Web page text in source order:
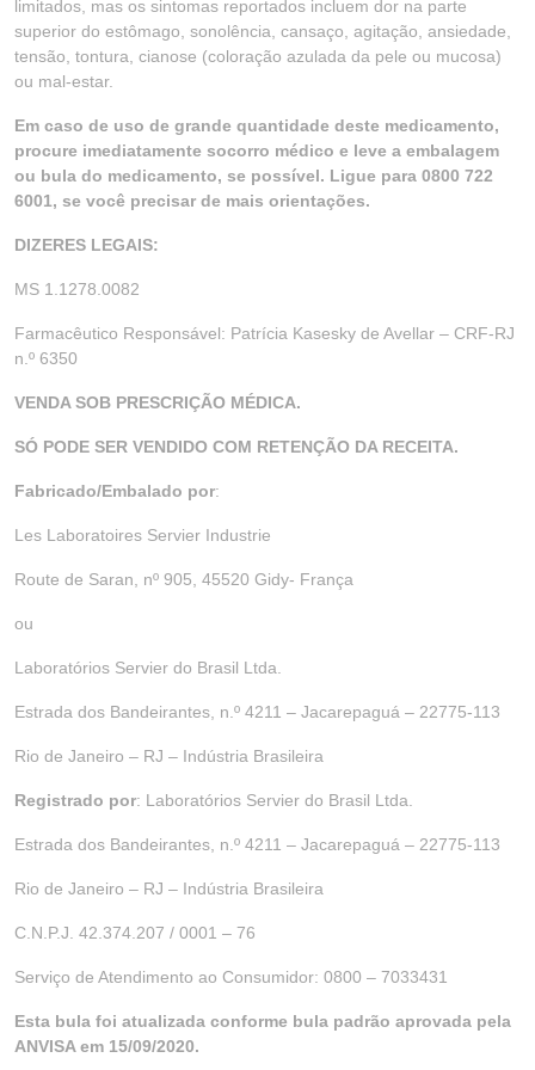
limitados, mas os sintomas reportados incluem dor na parte
superior do estômago, sonolência, cansaço, agitação, ansiedade,
tensão, tontura, cianose (coloração azulada da pele ou mucosa)
ou mal-estar.
Em caso de uso de grande quantidade deste medicamento,
procure imediatamente socorro médico e leve a embalagem
ou bula do medicamento, se possível. Ligue para 0800 722
6001, se você precisar de mais orientações.
DIZERES LEGAIS:
MS 1.1278.0082
Farmacêutico Responsável: Patrícia Kasesky de Avellar – CRF-RJ
n.º 6350
VENDA SOB PRESCRIÇÃO MÉDICA.
SÓ PODE SER VENDIDO COM RETENÇÃO DA RECEITA.
Fabricado/Embalado por:
Les Laboratoires Servier Industrie
Route de Saran, nº 905, 45520 Gidy- França
ou
Laboratórios Servier do Brasil Ltda.
Estrada dos Bandeirantes, n.º 4211 – Jacarepaguá – 22775-113
Rio de Janeiro – RJ – Indústria Brasileira
Registrado por: Laboratórios Servier do Brasil Ltda.
Estrada dos Bandeirantes, n.º 4211 – Jacarepaguá – 22775-113
Rio de Janeiro – RJ – Indústria Brasileira
C.N.P.J. 42.374.207 / 0001 – 76
Serviço de Atendimento ao Consumidor: 0800 – 7033431
Esta bula foi atualizada conforme bula padrão aprovada pela
ANVISA em 15/09/2020.